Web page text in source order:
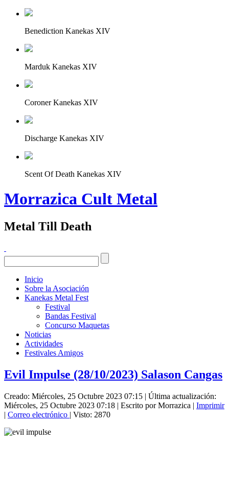
Benediction Kanekas XIV
Marduk Kanekas XIV
Coroner Kanekas XIV
Discharge Kanekas XIV
Scent Of Death Kanekas XIV
Morrazica Cult Metal
Metal Till Death
Inicio
Sobre la Asociación
Kanekas Metal Fest
Festival
Bandas Festival
Concurso Maquetas
Noticias
Actividades
Festivales Amigos
Evil Impulse (28/10/2023) Salason Cangas
Creado: Miércoles, 25 Octubre 2023 07:15 | Última actualización:
Miércoles, 25 Octubre 2023 07:18 | Escrito por Morrazica | Imprimir
| Correo electrónico | Visto: 2870